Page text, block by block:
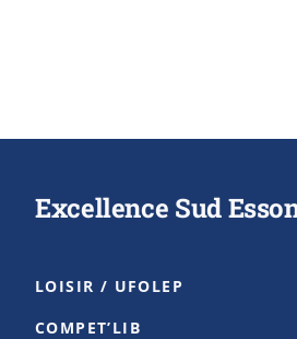
Excellence Sud
LOISIR / UFOLEP
COMPET’LIB